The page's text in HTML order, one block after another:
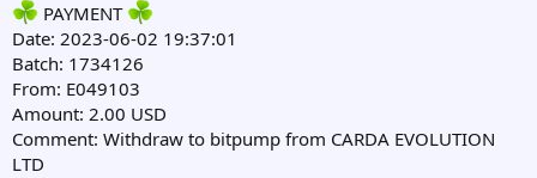
PAYMENT
Date: 2023-06-02 19:37:01
Batch: 1734126
From: E049103
Amount: 2.00 USD
Comment: Withdraw to bitpump from CARDA EVOLUTION
LTD